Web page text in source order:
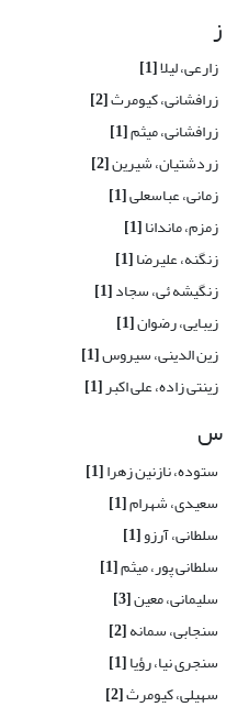
ز
زارعی، لیلا[1]
زرافشانی، کیومرث[2]
زرافشانی، میثم[1]
زردشتیان، شیرین[2]
زمانی، عباسعلی[1]
زمزم، ماندانا[1]
زنگنه، علیرضا[1]
زنگیشه ئی، سجاد[1]
زیبایی، رضوان[1]
زین الدینی، سیروس[1]
زینتی زاده، علی اکبر[1]
س
ستوده، نازنین زهرا[1]
سعیدی، شهرام[1]
سلطانی، آرزو[1]
سلطانی پور، میثم[1]
سلیمانی، معین[3]
سنجابی، سمانه[2]
سنجری نیا، رؤیا[1]
سهیلی، کیومرث[2]